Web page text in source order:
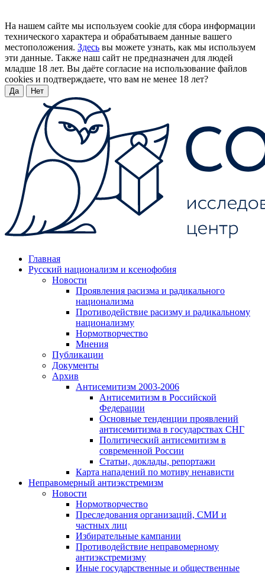
На нашем сайте мы используем cookie для сбора информации
технического характера и обрабатываем данные вашего
местоположения. Здесь вы можете узнать, как мы используем
эти данные. Также наш сайт не предназначен для людей
младше 18 лет. Вы даёте согласие на использование файлов
cookies и подтверждаете, что вам не менее 18 лет?
Да Нет
Главная
Русский национализм и ксенофобия
Новости
Проявления расизма и радикального
национализма
Противодействие расизму и радикальному
национализму
Нормотворчество
Мнения
Публикации
Документы
Архив
Антисемитизм 2003-2006
Антисемитизм в Российской
Федерации
Основные тенденции проявлений
антисемитизма в государствах СНГ
Политический антисемитизм в
современной России
Статьи, доклады, репортажи
Карта нападений по мотиву ненависти
Неправомерный антиэкстремизм
Новости
Нормотворчество
Преследования организаций, СМИ и
частных лиц
Избирательные кампании
Противодействие неправомерному
антиэкстремизму
Иные государственные и общественные